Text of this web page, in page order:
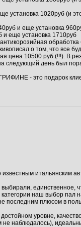
установка 1020руб (и
и еще установка
и еще установка 1710руб
о том, что все
цена 10500 руб (!!!). В
следующий день был
- это подарок
итальянским
наш выбор пал
последним плюсом в
уровне,
наблюдалось),